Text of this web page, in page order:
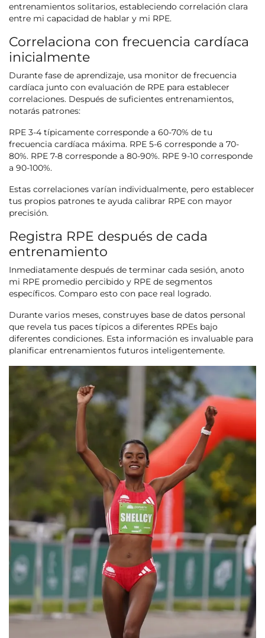
entrenamientos solitarios, estableciendo correlación clara
entre mi capacidad de hablar y mi RPE.
Correlaciona con frecuencia cardíaca
inicialmente
Durante fase de aprendizaje, usa monitor de frecuencia
cardíaca junto con evaluación de RPE para establecer
correlaciones. Después de suficientes entrenamientos,
notarás patrones:
RPE 3-4 típicamente corresponde a 60-70% de tu
frecuencia cardíaca máxima. RPE 5-6 corresponde a 70-
80%. RPE 7-8 corresponde a 80-90%. RPE 9-10 corresponde
a 90-100%.
Estas correlaciones varían individualmente, pero establecer
tus propios patrones te ayuda calibrar RPE con mayor
precisión.
Registra RPE después de cada
entrenamiento
Inmediatamente después de terminar cada sesión, anoto
mi RPE promedio percibido y RPE de segmentos
específicos. Comparo esto con pace real logrado.
Durante varios meses, construyes base de datos personal
que revela tus paces típicos a diferentes RPEs bajo
diferentes condiciones. Esta información es invaluable para
planificar entrenamientos futuros inteligentemente.